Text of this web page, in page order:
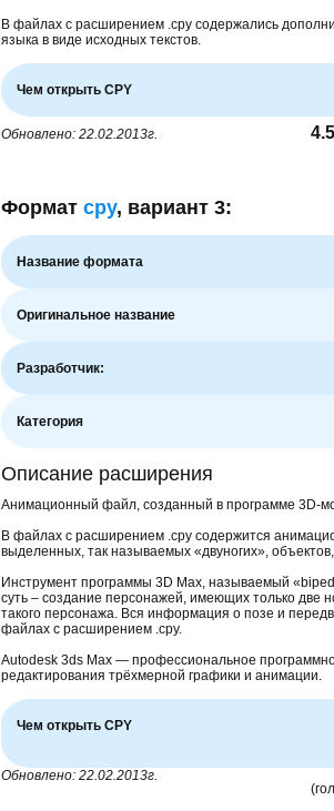
В файлах с расширением .cpy содержались
языка в виде исходных текстов.
Чем открыть CPY
Обновлено: 22.02.2013г. 4.5
Формат cpy, вариант 3:
Название формата
Оригинальное название
Разработчик:
Категория
Описание расширения
Анимационный файл, созданный в программе 3D-
В файлах с расширением .cpy содержится
выделенных, так называемых «двуногих»,
Инструмент программы 3D Max, называемый
суть – создание персонажей, имеющих только две
такого персонажа. Вся информация о позе и
файлах с расширением .cpy.
Autodesk 3ds Max — профессиональное
редактирования трёхмерной графики и анимации.
Чем открыть CPY
Обновлено: 22.02.2013г.